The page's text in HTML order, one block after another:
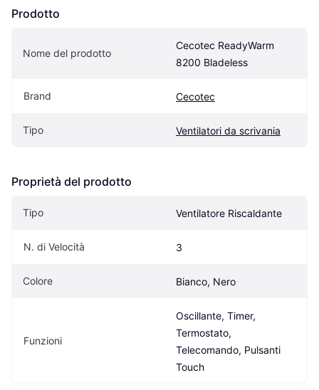
Prodotto
Nome del prodotto
Cecotec ReadyWarm
8200 Bladeless
Brand Cecotec
Tipo Ventilatori da scrivania
Proprietà del prodotto
Tipo Ventilatore Riscaldante
N. di Velocità 3
Colore Bianco, Nero
Funzioni
Oscillante, Timer,
Termostato,
Telecomando, Pulsanti
Touch